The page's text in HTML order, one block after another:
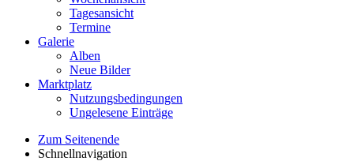
Tagesansicht
Termine
Galerie
Alben
Neue Bilder
Marktplatz
Nutzungsbedingungen
Ungelesene Einträge
Zum Seitenende
Schnellnavigation